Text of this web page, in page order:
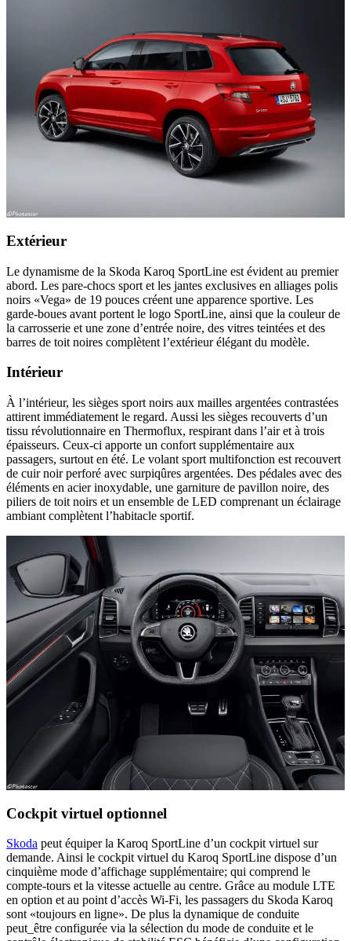
Extérieur
Le dynamisme de la Skoda Karoq SportLine est évident au premier
abord. Les pare-chocs sport et les jantes exclusives en alliages polis
noirs «Vega» de 19 pouces créent une apparence sportive. Les
garde-boues avant portent le logo SportLine, ainsi que la couleur de
la carrosserie et une zone d’entrée noire, des vitres teintées et des
barres de toit noires complètent l’extérieur élégant du modèle.
Intérieur
À l’intérieur, les sièges sport noirs aux mailles argentées contrastées
attirent immédiatement le regard. Aussi les sièges recouverts d’un
tissu révolutionnaire en Thermoflux, respirant dans l’air et à trois
épaisseurs. Ceux-ci apporte un confort supplémentaire aux
passagers, surtout en été. Le volant sport multifonction est recouvert
de cuir noir perforé avec surpiqûres argentées. Des pédales avec des
éléments en acier inoxydable, une garniture de pavillon noire, des
piliers de toit noirs et un ensemble de LED comprenant un éclairage
ambiant complètent l’habitacle sportif.
Cockpit virtuel optionnel
Skoda peut équiper la Karoq SportLine d’un cockpit virtuel sur
demande. Ainsi le cockpit virtuel du Karoq SportLine dispose d’un
cinquième mode d’affichage supplémentaire; qui comprend le
compte-tours et la vitesse actuelle au centre. Grâce au module LTE
en option et au point d’accès Wi-Fi, les passagers du Skoda Karoq
sont «toujours en ligne». De plus la dynamique de conduite
peut_être configurée via la sélection du mode de conduite et le